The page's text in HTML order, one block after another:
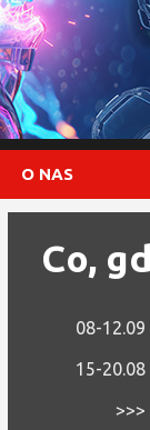
O NAS
Co,
08-12.09
15-20.08
>>>